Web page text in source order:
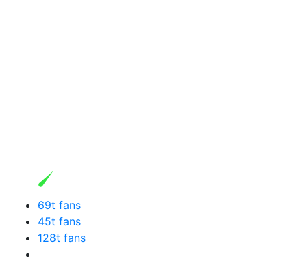
69t fans
45t fans
128t fans